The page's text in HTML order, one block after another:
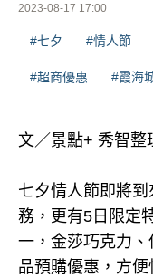
2023-08-17 17:00
#七夕 #情人節
#超商優惠 #霞海
文／景點+ 秀智整
七夕情人節即將
務，更有5日限定
一，金莎巧克力
品預購優惠，方便